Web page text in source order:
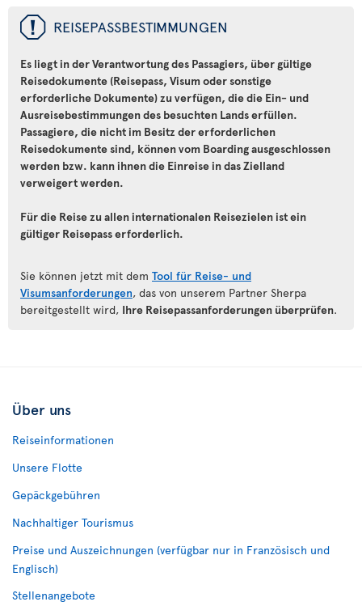
ü REISEPASSBESTIMMUNGEN
Es liegt in der Verantwortung des Passagiers, über gültige
Reisedokumente (Reisepass, Visum oder sonstige
erforderliche Dokumente) zu verfügen, die die Ein- und
Ausreisebestimmungen des besuchten Lands erfüllen.
Passagiere, die nicht im Besitz der erforderlichen
Reisedokumente sind, können vom Boarding ausgeschlossen
werden bzw. kann ihnen die Einreise in das Zielland
verweigert werden.
Für die Reise zu allen internationalen Reisezielen ist ein
gültiger Reisepass erforderlich.
Sie können jetzt mit dem Tool für Reise- und
Visumsanforderungen, das von unserem Partner Sherpa
bereitgestellt wird, Ihre Reisepassanforderungen überprüfen.
Über uns
Reiseinformationen
Unsere Flotte
Gepäckgebühren
Nachhaltiger Tourismus
Preise und Auszeichnungen (verfügbar nur in Französisch und
Englisch)
Stellenangebote